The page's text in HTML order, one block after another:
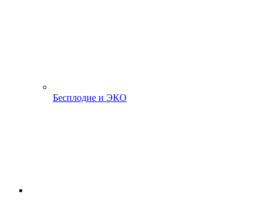
Бесплодие и ЭКО